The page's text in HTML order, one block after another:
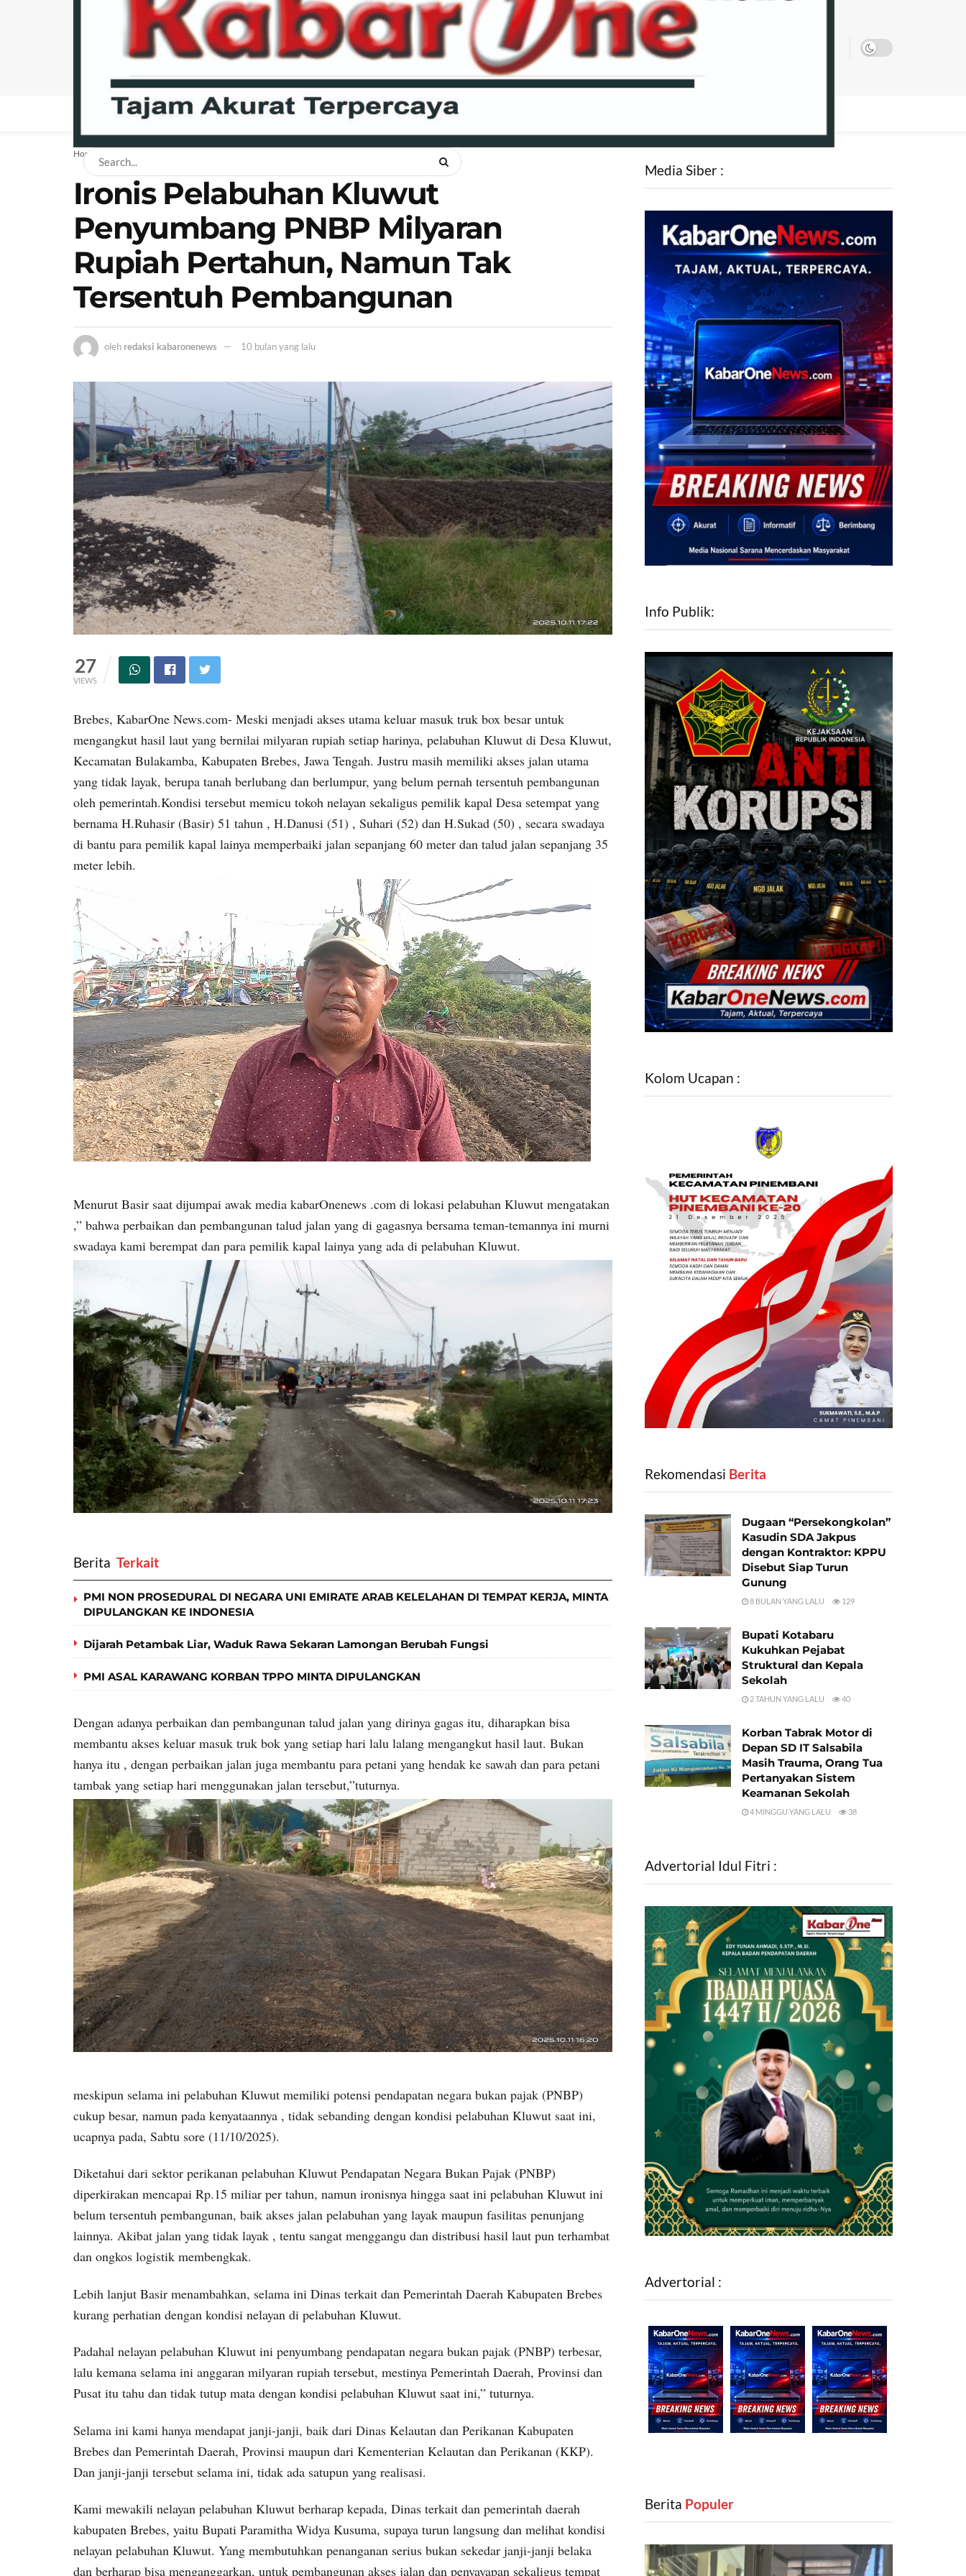
BERANDA NEWS BISNIS EKONOMI HANKAM OPINI HUKUM
Home
Ironis Pelabuhan Kluwut
Penyumbang PNBP Milyaran
Rupiah Pertahun, Namun Tak
Tersentuh Pembangunan
oleh redaksi kabaronenews 10 bulan yang lalu
27
VIEWS
Brebes, KabarOne News.com- Meski menjadi akses utama keluar masuk truk box besar untuk
mengangkut hasil laut yang bernilai milyaran rupiah setiap harinya, pelabuhan Kluwut di Desa Kluwut,
Kecamatan Bulakamba, Kabupaten Brebes, Jawa Tengah. Justru masih memiliki akses jalan utama
yang tidak layak, berupa tanah berlubang dan berlumpur, yang belum pernah tersentuh pembangunan
oleh pemerintah.Kondisi tersebut memicu tokoh nelayan sekaligus pemilik kapal Desa setempat yang
bernama H.Ruhasir (Basir) 51 tahun , H.Danusi (51) , Suhari (52) dan H.Sukad (50) , secara swadaya
di bantu para pemilik kapal lainya memperbaiki jalan sepanjang 60 meter dan talud jalan sepanjang 35
meter lebih.
Menurut Basir saat dijumpai awak media kabarOnenews .com di lokasi pelabuhan Kluwut mengatakan
,” bahwa perbaikan dan pembangunan talud jalan yang di gagasnya bersama teman-temannya ini murni
swadaya kami berempat dan para pemilik kapal lainya yang ada di pelabuhan Kluwut.
Berita ‎ Terkait
PMI NON PROSEDURAL DI NEGARA UNI EMIRATE ARAB KELELAHAN DI TEMPAT KERJA, MINTA
DIPULANGKAN KE INDONESIA
Dijarah Petambak Liar, Waduk Rawa Sekaran Lamongan Berubah Fungsi
PMI ASAL KARAWANG KORBAN TPPO MINTA DIPULANGKAN
Dengan adanya perbaikan dan pembangunan talud jalan yang dirinya gagas itu, diharapkan bisa
membantu akses keluar masuk truk bok yang setiap hari lalu lalang mengangkut hasil laut. Bukan
hanya itu , dengan perbaikan jalan juga membantu para petani yang hendak ke sawah dan para petani
tambak yang setiap hari menggunakan jalan tersebut,”tuturnya.
meskipun selama ini pelabuhan Kluwut memiliki potensi pendapatan negara bukan pajak (PNBP)
cukup besar, namun pada kenyataannya , tidak sebanding dengan kondisi pelabuhan Kluwut saat ini,
ucapnya pada, Sabtu sore (11/10/2025).
Diketahui dari sektor perikanan pelabuhan Kluwut Pendapatan Negara Bukan Pajak (PNBP)
diperkirakan mencapai Rp.15 miliar per tahun, namun ironisnya hingga saat ini pelabuhan Kluwut ini
belum tersentuh pembangunan, baik akses jalan pelabuhan yang layak maupun fasilitas penunjang
lainnya. Akibat jalan yang tidak layak , tentu sangat menggangu dan distribusi hasil laut pun terhambat
dan ongkos logistik membengkak.
Lebih lanjut Basir menambahkan, selama ini Dinas terkait dan Pemerintah Daerah Kabupaten Brebes
kurang perhatian dengan kondisi nelayan di pelabuhan Kluwut.
Padahal nelayan pelabuhan Kluwut ini penyumbang pendapatan negara bukan pajak (PNBP) terbesar,
lalu kemana selama ini anggaran milyaran rupiah tersebut, mestinya Pemerintah Daerah, Provinsi dan
Pusat itu tahu dan tidak tutup mata dengan kondisi pelabuhan Kluwut saat ini,” tuturnya.
Selama ini kami hanya mendapat janji-janji, baik dari Dinas Kelautan dan Perikanan Kabupaten
Brebes dan Pemerintah Daerah, Provinsi maupun dari Kementerian Kelautan dan Perikanan (KKP).
Dan janji-janji tersebut selama ini, tidak ada satupun yang realisasi.
Kami mewakili nelayan pelabuhan Kluwut berharap kepada, Dinas terkait dan pemerintah daerah
kabupaten Brebes, yaitu Bupati Paramitha Widya Kusuma, supaya turun langsung dan melihat kondisi
nelayan pelabuhan Kluwut. Yang membutuhkan penanganan serius bukan sekedar janji-janji belaka
dan berharap bisa menganggarkan, untuk pembangunan akses jalan dan penyayapan sekaligus tempat
Media Siber :
Info Publik:
Kolom Ucapan :
Rekomendasi ‎ Berita
Dugaan “Persekongkolan”
Kasudin SDA Jakpus
dengan Kontraktor: KPPU
Disebut Siap Turun
Gunung
8 BULAN YANG LALU 129
Bupati Kotabaru
Kukuhkan Pejabat
Struktural dan Kepala
Sekolah
2 TAHUN YANG LALU 40
Korban Tabrak Motor di
Depan SD IT Salsabila
Masih Trauma, Orang Tua
Pertanyakan Sistem
Keamanan Sekolah
4 MINGGU YANG LALU 38
Advertorial Idul Fitri :
Advertorial :
Berita ‎ Populer